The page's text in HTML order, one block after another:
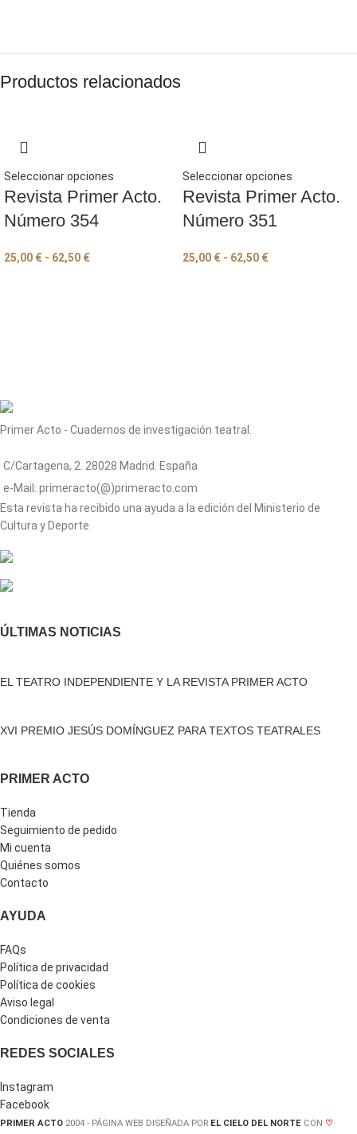
Productos relacionados
Seleccionar opciones
Revista Primer Acto.
Número 354
25,00 € - 62,50 €
Seleccionar opciones
Revista Primer Acto.
Número 351
25,00 € - 62,50 €
Primer Acto - Cuadernos de investigación teatral.
C/Cartagena, 2. 28028 Madrid. España
e-Mail: primeracto(@)primeracto.com
Esta revista ha recibido una ayuda a la edición del Ministerio de
Cultura y Deporte
ÚLTIMAS NOTICIAS
EL TEATRO INDEPENDIENTE Y LA REVISTA PRIMER ACTO
XVI PREMIO JESÚS DOMÍNGUEZ PARA TEXTOS TEATRALES
PRIMER ACTO
Tienda
Seguimiento de pedido
Mi cuenta
Quiénes somos
Contacto
AYUDA
FAQs
Política de privacidad
Política de cookies
Aviso legal
Condiciones de venta
REDES SOCIALES
Instagram
Facebook
PRIMER ACTO 2004 - PÁGINA WEB DISEÑADA POR EL CIELO DEL NORTE CON ♡